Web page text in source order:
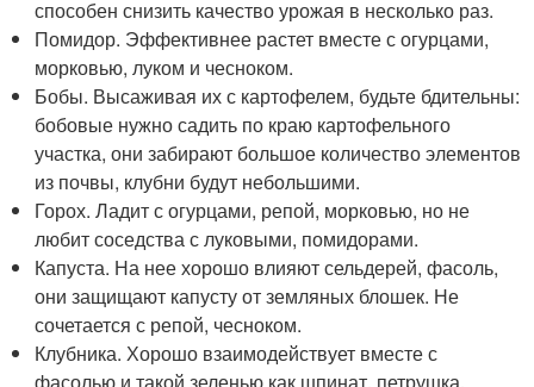
способен снизить качество урожая в несколько раз.
Помидор. Эффективнее растет вместе с огурцами,
морковью, луком и чесноком.
Бобы. Высаживая их с картофелем, будьте бдительны:
бобовые нужно садить по краю картофельного
участка, они забирают большое количество элементов
из почвы, клубни будут небольшими.
Горох. Ладит с огурцами, репой, морковью, но не
любит соседства с луковыми, помидорами.
Капуста. На нее хорошо влияют сельдерей, фасоль,
они защищают капусту от земляных блошек. Не
сочетается с репой, чесноком.
Клубника. Хорошо взаимодействует вместе с